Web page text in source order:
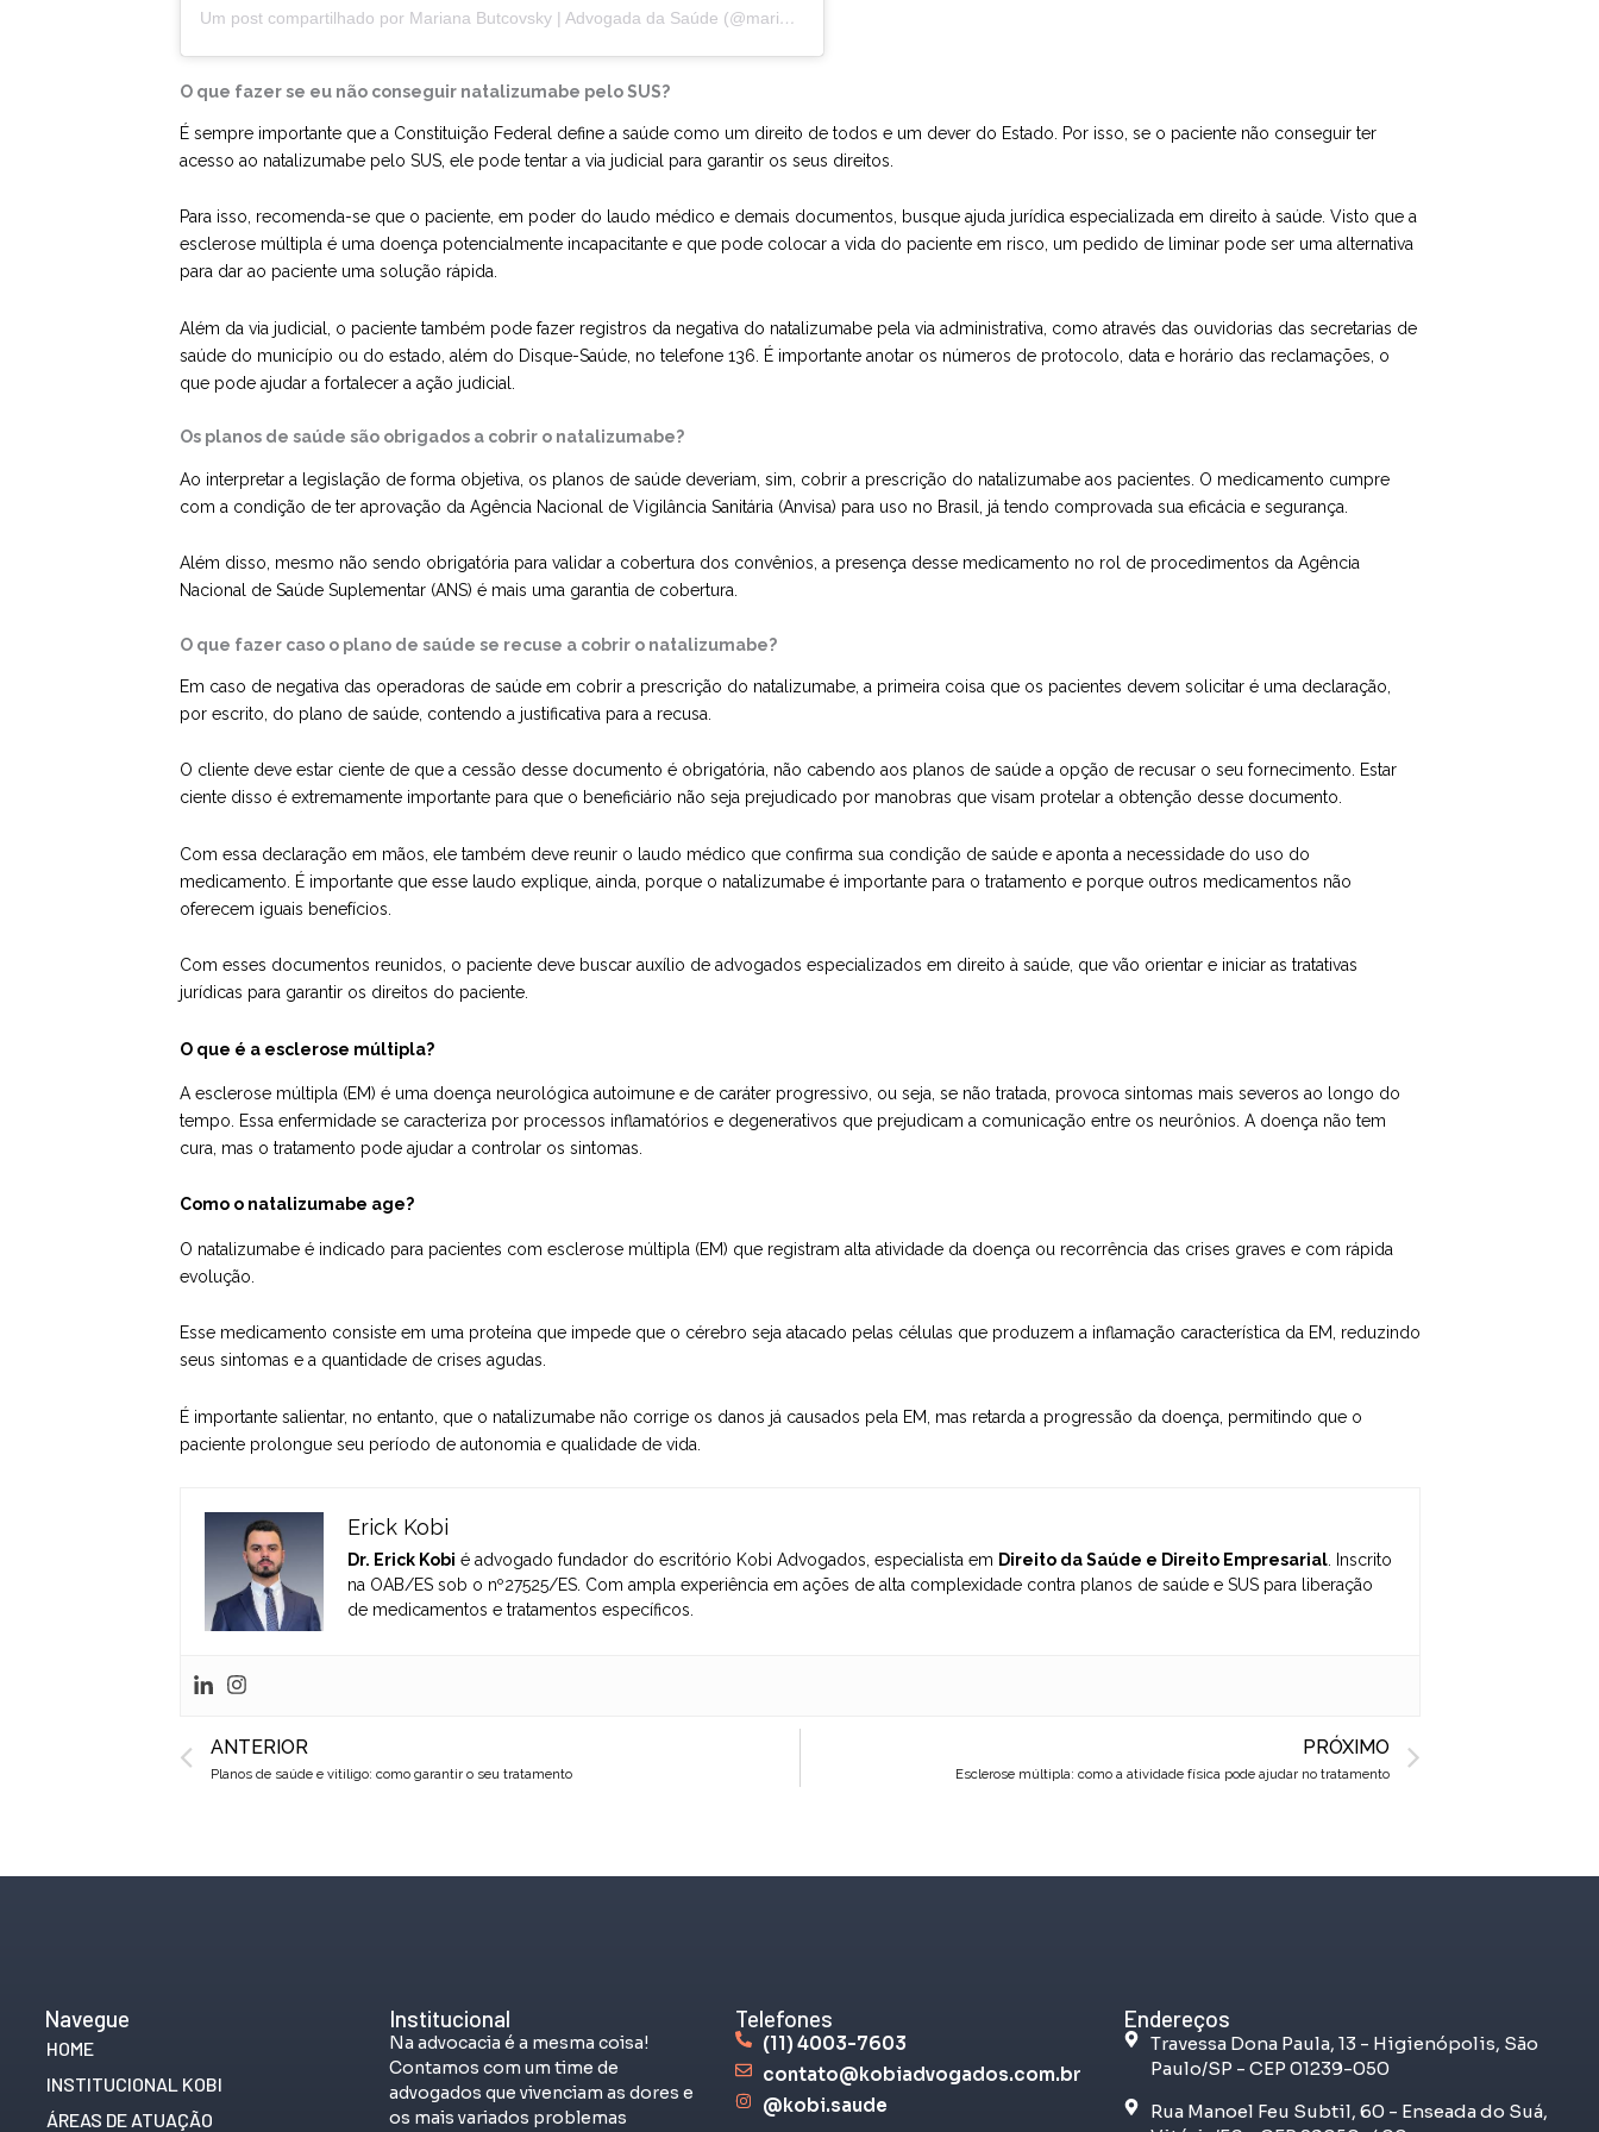
Um post compartilhado por Mariana Butcovsky | Advogada da Saúde (@marianabutcovsky.adv)
O que fazer se eu não conseguir natalizumabe pelo SUS?
É sempre importante que a Constituição Federal define a saúde como um direito de todos e um dever do Estado. Por isso, se o paciente não conseguir ter
acesso ao natalizumabe pelo SUS, ele pode tentar a via judicial para garantir os seus direitos.
Para isso, recomenda-se que o paciente, em poder do laudo médico e demais documentos, busque ajuda jurídica especializada em direito à saúde. Visto que a
esclerose múltipla é uma doença potencialmente incapacitante e que pode colocar a vida do paciente em risco, um pedido de liminar pode ser uma alternativa
para dar ao paciente uma solução rápida.
Além da via judicial, o paciente também pode fazer registros da negativa do natalizumabe pela via administrativa, como através das ouvidorias das secretarias de
saúde do município ou do estado, além do Disque-Saúde, no telefone 136. É importante anotar os números de protocolo, data e horário das reclamações, o
que pode ajudar a fortalecer a ação judicial.
Os planos de saúde são obrigados a cobrir o natalizumabe?
Ao interpretar a legislação de forma objetiva, os planos de saúde deveriam, sim, cobrir a prescrição do natalizumabe aos pacientes. O medicamento cumpre
com a condição de ter aprovação da Agência Nacional de Vigilância Sanitária (Anvisa) para uso no Brasil, já tendo comprovada sua eficácia e segurança.
Além disso, mesmo não sendo obrigatória para validar a cobertura dos convênios, a presença desse medicamento no rol de procedimentos da Agência
Nacional de Saúde Suplementar (ANS) é mais uma garantia de cobertura.
O que fazer caso o plano de saúde se recuse a cobrir o natalizumabe?
Em caso de negativa das operadoras de saúde em cobrir a prescrição do natalizumabe, a primeira coisa que os pacientes devem solicitar é uma declaração,
por escrito, do plano de saúde, contendo a justificativa para a recusa.
O cliente deve estar ciente de que a cessão desse documento é obrigatória, não cabendo aos planos de saúde a opção de recusar o seu fornecimento. Estar
ciente disso é extremamente importante para que o beneficiário não seja prejudicado por manobras que visam protelar a obtenção desse documento.
Com essa declaração em mãos, ele também deve reunir o laudo médico que confirma sua condição de saúde e aponta a necessidade do uso do
medicamento. É importante que esse laudo explique, ainda, porque o natalizumabe é importante para o tratamento e porque outros medicamentos não
oferecem iguais benefícios.
Com esses documentos reunidos, o paciente deve buscar auxílio de advogados especializados em direito à saúde, que vão orientar e iniciar as tratativas
jurídicas para garantir os direitos do paciente.
O que é a esclerose múltipla?
A esclerose múltipla (EM) é uma doença neurológica autoimune e de caráter progressivo, ou seja, se não tratada, provoca sintomas mais severos ao longo do
tempo. Essa enfermidade se caracteriza por processos inflamatórios e degenerativos que prejudicam a comunicação entre os neurônios. A doença não tem
cura, mas o tratamento pode ajudar a controlar os sintomas.
Como o natalizumabe age?
O natalizumabe é indicado para pacientes com esclerose múltipla (EM) que registram alta atividade da doença ou recorrência das crises graves e com rápida
evolução.
Esse medicamento consiste em uma proteína que impede que o cérebro seja atacado pelas células que produzem a inflamação característica da EM, reduzindo
seus sintomas e a quantidade de crises agudas.
É importante salientar, no entanto, que o natalizumabe não corrige os danos já causados pela EM, mas retarda a progressão da doença, permitindo que o
paciente prolongue seu período de autonomia e qualidade de vida.
Erick Kobi
Dr. Erick Kobi é advogado fundador do escritório Kobi Advogados, especialista em Direito da Saúde e Direito Empresarial. Inscrito
na OAB/ES sob o nº27525/ES. Com ampla experiência em ações de alta complexidade contra planos de saúde e SUS para liberação
de medicamentos e tratamentos específicos.
Prev
ANTERIOR
Planos de saúde e vitiligo: como garantir o seu tratamento
PRÓXIMO
Esclerose múltipla: como a atividade física pode ajudar no tratamento
Navegue
HOME
INSTITUCIONAL KOBI
ÁREAS DE ATUAÇÃO
Institucional
Na advocacia é a mesma coisa!
Contamos com um time de
advogados que vivenciam as dores e
os mais variados problemas
Telefones
(11) 4003-7603
contato@kobiadvogados.com.br
@kobi.saude
Endereços
Travessa Dona Paula, 13 - Higienópolis, São
Paulo/SP - CEP 01239-050
Rua Manoel Feu Subtil, 60 - Enseada do Suá,